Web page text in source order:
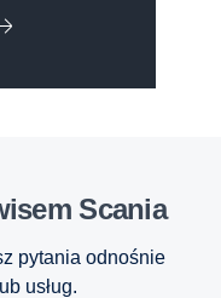
Scania
pytania odnośnie
usług.